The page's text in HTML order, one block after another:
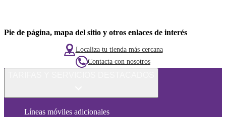
Pie de página, mapa del sitio y otros enlaces de interés
Localiza tu tienda más cercana
Contacta con nosotros
Líneas móviles adicionales